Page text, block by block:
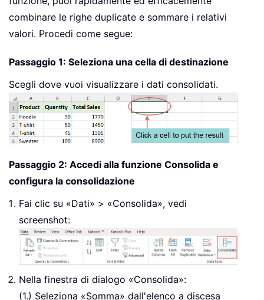
combinare le righe duplicate e sommare i relativi
valori. Procedi come segue:
Passaggio 1: Seleziona una cella di destinazione
Scegli dove vuoi visualizzare i dati consolidati.
Passaggio 2: Accedi alla funzione Consolida e
configura la consolidazione
Fai clic su «Dati» > «Consolida», vedi
screenshot:
Nella finestra di dialogo «Consolida»:
(1.) Seleziona «Somma» dall'elenco a discesa